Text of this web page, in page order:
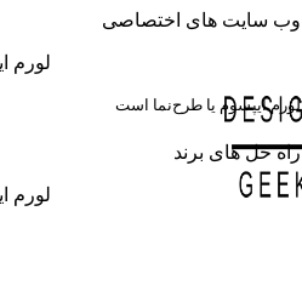
وب سایت های اختصاصی
لورم
لورم ایپسوم یا طرح‌نما است
راه حل های برند
لورم